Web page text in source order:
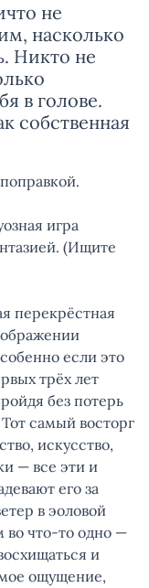
не
насколько
Никто не
в голове.
собственная
игра
(Ищите
перекрёстная
если это
трёх лет
без потерь
самый восторг
искусство,
— все эти и
его за
в эоловой
во что-то одно —
и
ощущение,